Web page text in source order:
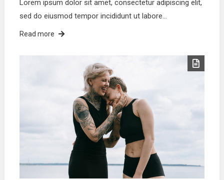
Lorem ipsum dolor sit amet, consectetur adipiscing elit,
sed do eiusmod tempor incididunt ut labore…
Read more